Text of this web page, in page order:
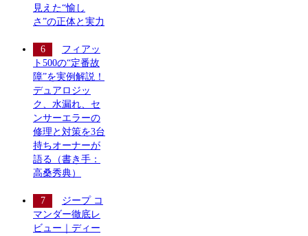
見えた“愉し
さ”の正体と実力
フィアッ
ト500の“定番故
障”を実例解説！
デュアロジッ
ク、水漏れ、セ
ンサーエラーの
修理と対策を3台
持ちオーナーが
語る（書き手：
高桑秀典）
ジープ コ
マンダー徹底レ
ビュー｜ディー